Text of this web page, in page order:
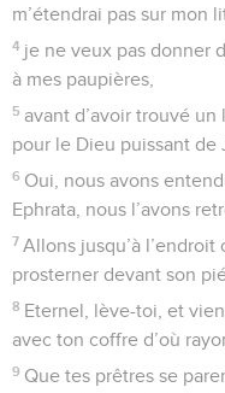
m’étendrai pas sur mon
4 je ne veux pas donner
à mes paupières,
5 avant d’avoir trouvé
pour le Dieu puissant de
6 Oui, nous avons
Ephrata, nous l’avons
7 Allons jusqu’à
prosterner devant son
8 Eternel, lève-toi, et
avec ton coffre d’où
9 Que tes prêtres se